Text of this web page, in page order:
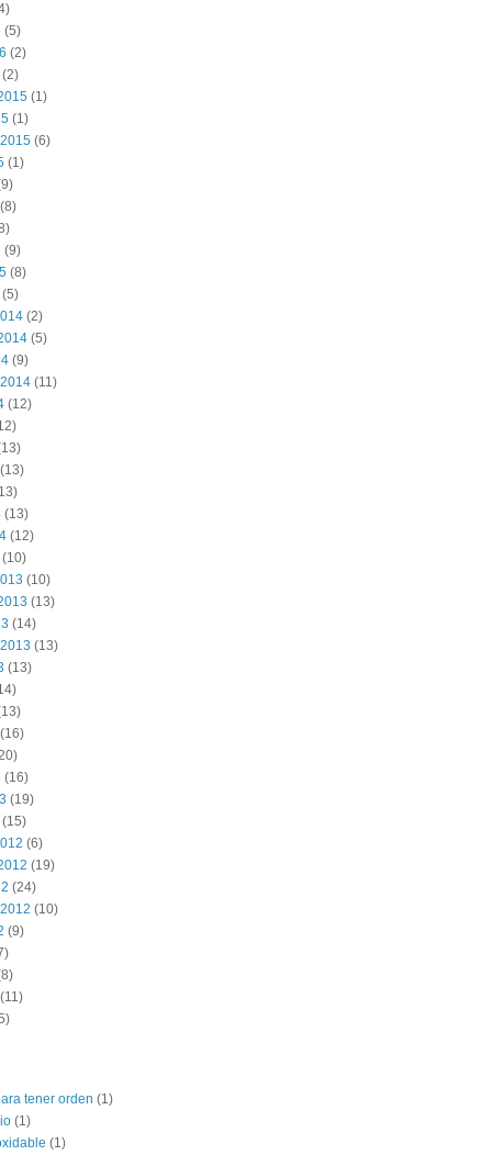
(5)
(2)
(2)
(1)
(1)
(6)
(1)
(9)
(8)
(5)
(2)
(5)
(9)
(11)
(12)
(13)
(12)
(10)
(10)
(13)
(14)
(13)
(13)
(16)
(19)
(15)
(6)
(19)
(24)
(10)
(9)
tener orden (1)
(1)
(1)